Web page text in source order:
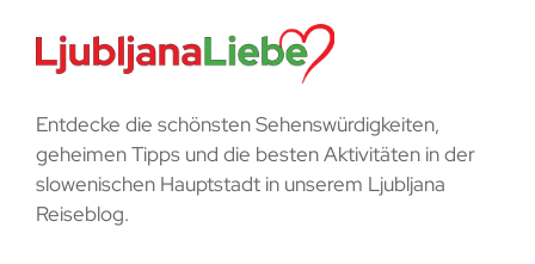
Entdecke die schönsten Sehenswürdigkeiten,
geheimen Tipps und die besten Aktivitäten in der
slowenischen Hauptstadt in unserem Ljubljana
Reiseblog.